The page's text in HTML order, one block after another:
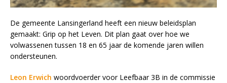
De gemeente Lansingerland heeft een nieuw beleidsplan
gemaakt: Grip op het Leven. Dit plan gaat over hoe we
volwassenen tussen 18 en 65 jaar de komende jaren willen
ondersteunen.
Leon Erwich woordvoerder voor Leefbaar 3B in de commissie